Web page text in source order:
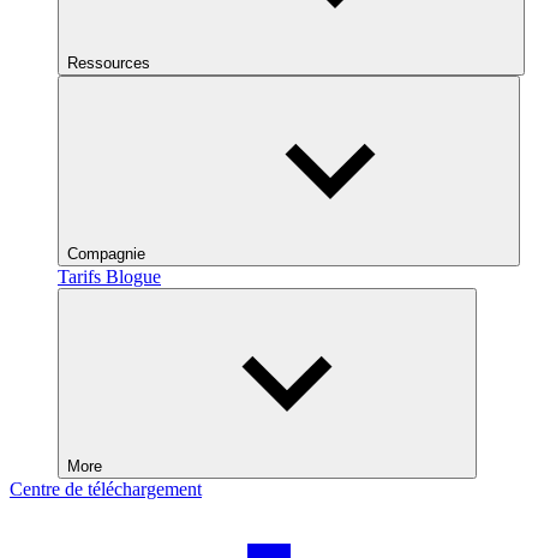
Ressources
Compagnie
Tarifs Blogue
More
Centre de téléchargement